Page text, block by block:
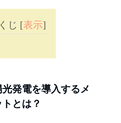
じ [表示]
発電を導入するメ
トとは？